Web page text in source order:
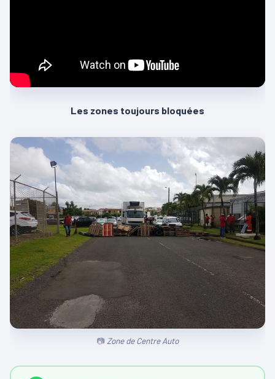
Les zones toujours bloquées
Zone de Centre Auto